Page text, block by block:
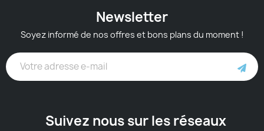
Newsletter
Soyez informé de nos offres et bons plans du moment !
Suivez nous sur les réseaux